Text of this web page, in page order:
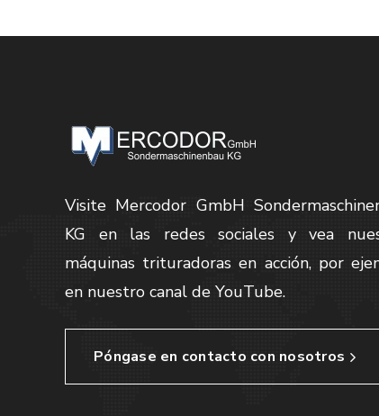
Visite Mercodor GmbH
KG en las redes sociales y vea
máquinas trituradoras en acción, por
en nuestro canal de YouTube.
Póngase en contacto con nosotros